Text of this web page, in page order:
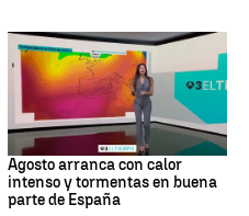
Tiempo
Agosto arranca con calor
intenso y tormentas en buena
parte de España